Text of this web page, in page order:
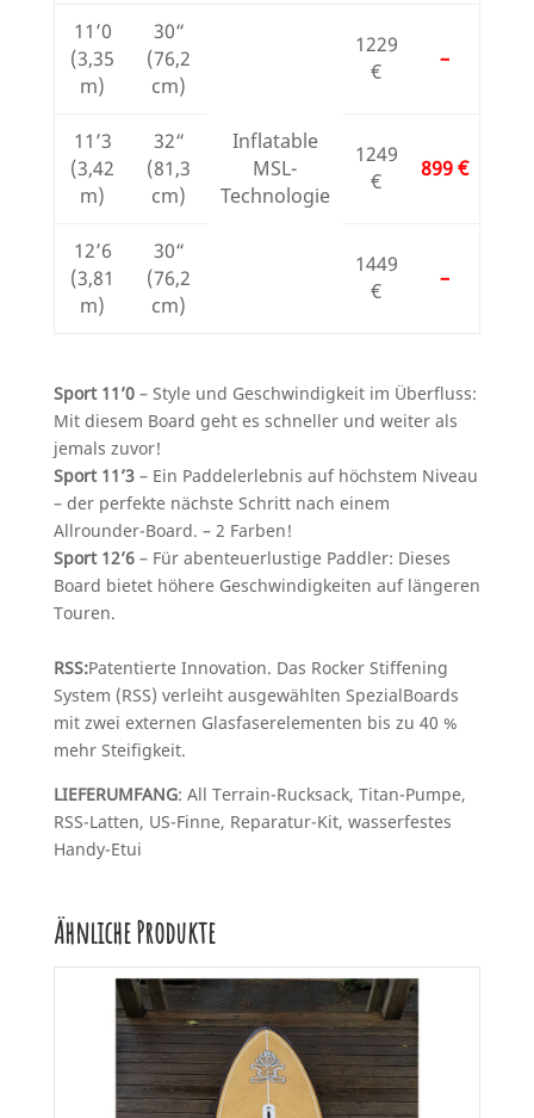
11’0
(3,35
m)
30“
(76,2
cm)
Inflatable
MSL-
Technologie
1229
€
–
11’3
(3,42
m)
32“
(81,3
cm)
1249
€
899 €
12’6
(3,81
m)
30“
(76,2
cm)
1449
€
–
Sport 11’0– Style und Geschwindigkeit im Überfluss:
Mit diesem Board geht es schneller und weiter als
jemals zuvor!
Sport 11’3– Ein Paddelerlebnis auf höchstem Niveau
– der perfekte nächste Schritt nach einem
Allrounder-Board. – 2 Farben!
Sport 12’6– Für abenteuerlustige Paddler: Dieses
Board bietet höhere Geschwindigkeiten auf längeren
Touren.
RSS:Patentierte Innovation. Das Rocker Stiffening
System (RSS) verleiht ausgewählten SpezialBoards
mit zwei externen Glasfaserelementen bis zu 40 %
mehr Steifigkeit.
LIEFERUMFANG: All Terrain-Rucksack, Titan-Pumpe,
RSS-Latten, US-Finne, Reparatur-Kit, wasserfestes
Handy-Etui
Ähnliche Produkte